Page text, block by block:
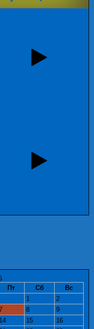
Пт Сб
Вс
1
2
8
9
14 15
16